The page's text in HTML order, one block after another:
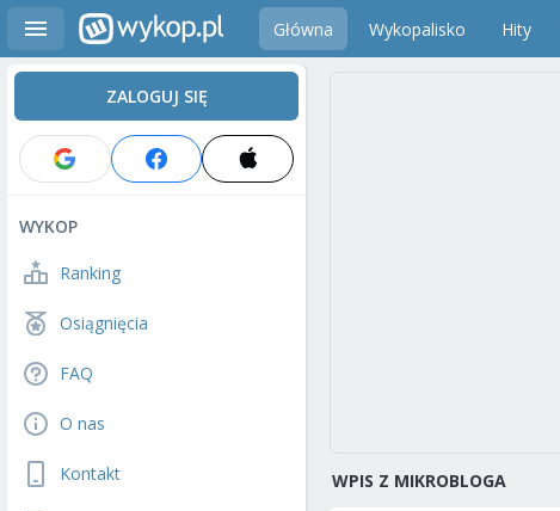
Główna Wykopalisko Hity
ZALOGUJ SIĘ
WYKOP
Ranking
Osiągnięcia
FAQ
O nas
Kontakt WPIS Z MIKROBLOGA